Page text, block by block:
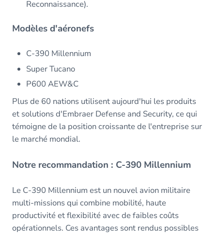
Reconnaissance).
Modèles d'aéronefs
C-390 Millennium
Super Tucano
P600 AEW&C
Plus de 60 nations utilisent aujourd'hui les produits
et solutions d'Embraer Defense and Security, ce qui
témoigne de la position croissante de l'entreprise sur
le marché mondial.
Notre recommandation : C-390 Millennium
Le C-390 Millennium est un nouvel avion militaire
multi-missions qui combine mobilité, haute
productivité et flexibilité avec de faibles coûts
opérationnels. Ces avantages sont rendus possibles